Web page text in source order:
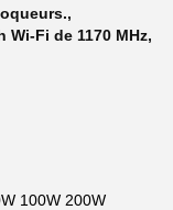
,
Fi de 1170 MHz,
100W 200W